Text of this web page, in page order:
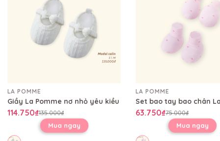
LA POMME
Giầy La Pomme nơ nhỏ yêu kiều
114.750₫135.000₫
Mua ngay
LA POMME
63.750₫75.000₫
Mua ngay